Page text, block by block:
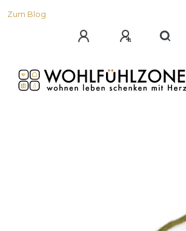
Zum Blog